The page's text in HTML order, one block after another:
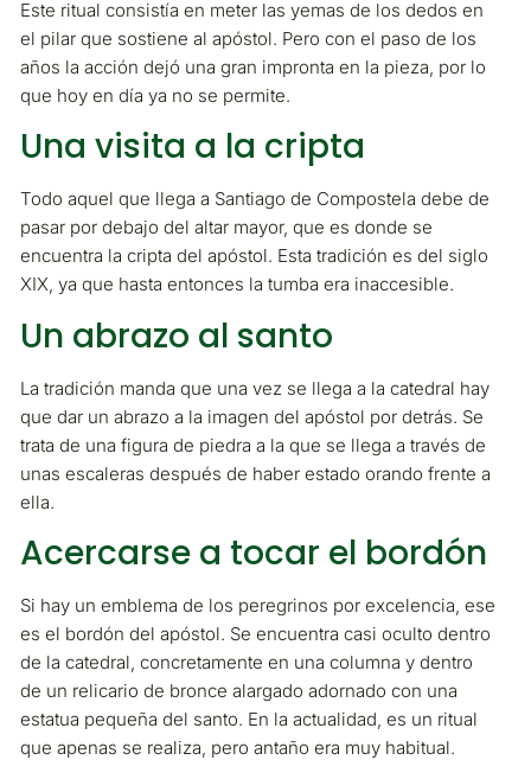
Este ritual consistía en meter las yemas de los dedos en
el pilar que sostiene al apóstol. Pero con el paso de los
años la acción dejó una gran impronta en la pieza, por lo
que hoy en día ya no se permite.
Una visita a la cripta
Todo aquel que llega a Santiago de Compostela debe de
pasar por debajo del altar mayor, que es donde se
encuentra la cripta del apóstol. Esta tradición es del siglo
XIX, ya que hasta entonces la tumba era inaccesible.
Un abrazo al santo
La tradición manda que una vez se llega a la catedral hay
que dar un abrazo a la imagen del apóstol por detrás. Se
trata de una figura de piedra a la que se llega a través de
unas escaleras después de haber estado orando frente a
ella.
Acercarse a tocar el bordón
Si hay un emblema de los peregrinos por excelencia, ese
es el bordón del apóstol. Se encuentra casi oculto dentro
de la catedral, concretamente en una columna y dentro
de un relicario de bronce alargado adornado con una
estatua pequeña del santo. En la actualidad, es un ritual
que apenas se realiza, pero antaño era muy habitual.